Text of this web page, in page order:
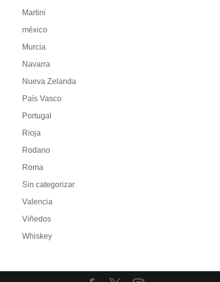
Martini
méxico
Murcia
Navarra
Nueva Zelanda
País Vasco
Portugal
Rioja
Rodano
Roma
Sin categorizar
Valencia
Viñedos
Whiskey